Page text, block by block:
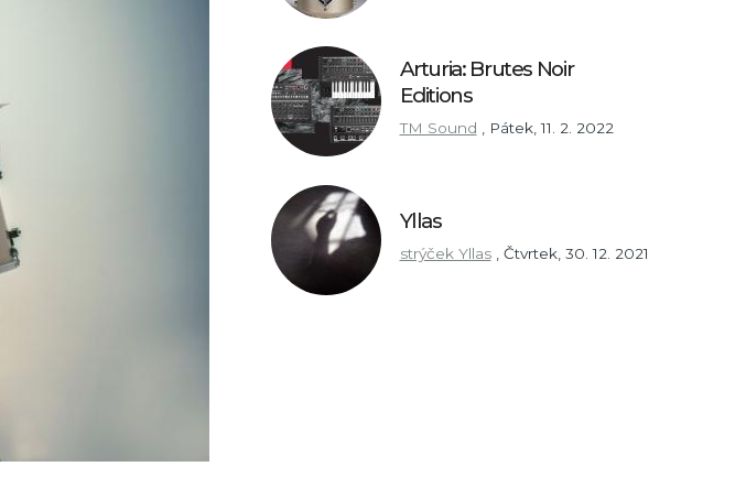
Arturia: Brutes Noir
Editions
TM Sound , Pátek, 11. 2. 2022
Yllas
strýček Yllas Čtvrtek, 30. 12. 2021